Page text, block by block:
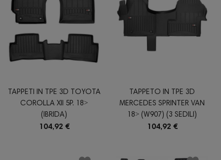
TAPPETI IN TPE 3D TOYOTA
COROLLA XII 5P. 18˃
(IBRIDA)
104,92 €
TAPPETO IN TPE 3D
MERCEDES SPRINTER VAN
18˃ (W907) (3 SEDILI)
104,92 €